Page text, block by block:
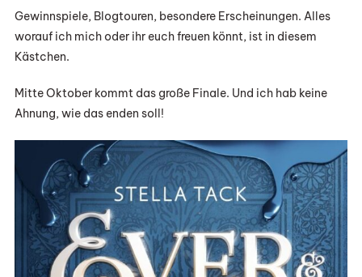
Gewinnspiele, Blogtouren, besondere Erscheinungen. Alles
worauf ich mich oder ihr euch freuen könnt, ist in diesem
Kästchen.
Mitte Oktober kommt das große Finale. Und ich hab keine
Ahnung, wie das enden soll!